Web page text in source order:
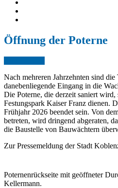
Öffnung der Poterne
Nach mehreren Jahrzehnten sind
danebenliegende Eingang in die
Die Poterne, die derzeit saniert
Festungspark Kaiser Franz dienen.
Frühjahr 2026 beendet sein. Von
betreten, wird dringend abgeraten,
die Baustelle von Bauwächtern
Zur Pressemeldung der Stadt
Poternenrückseite mit geöffneter
Kellermann.